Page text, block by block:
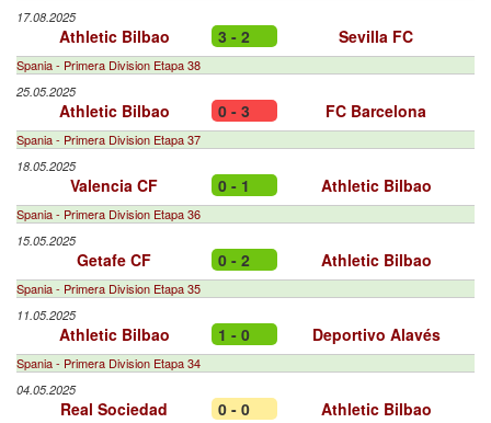
17.08.2025
Athletic Bilbao 3 - 2 Sevilla FC
Spania - Primera Division Etapa 38
25.05.2025
Athletic Bilbao 0 - 3 FC Barcelona
Spania - Primera Division Etapa 37
18.05.2025
Valencia CF 0 - 1 Athletic Bilbao
Spania - Primera Division Etapa 36
15.05.2025
Getafe CF 0 - 2 Athletic Bilbao
Spania - Primera Division Etapa 35
11.05.2025
Athletic Bilbao 1 - 0 Deportivo Alavés
Spania - Primera Division Etapa 34
04.05.2025
Real Sociedad 0 - 0 Athletic Bilbao